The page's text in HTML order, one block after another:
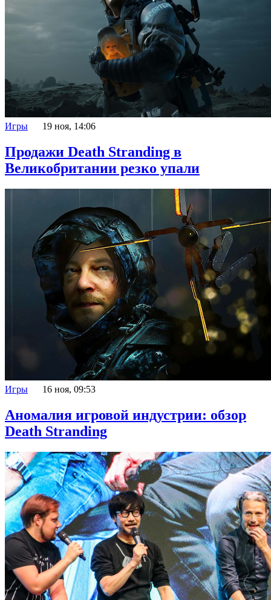
Игры 19 ноя, 14:06
Продажи Death Stranding в
Великобритании резко упали
Игры 16 ноя, 09:53
Аномалия игровой индустрии: обзор
Death Stranding